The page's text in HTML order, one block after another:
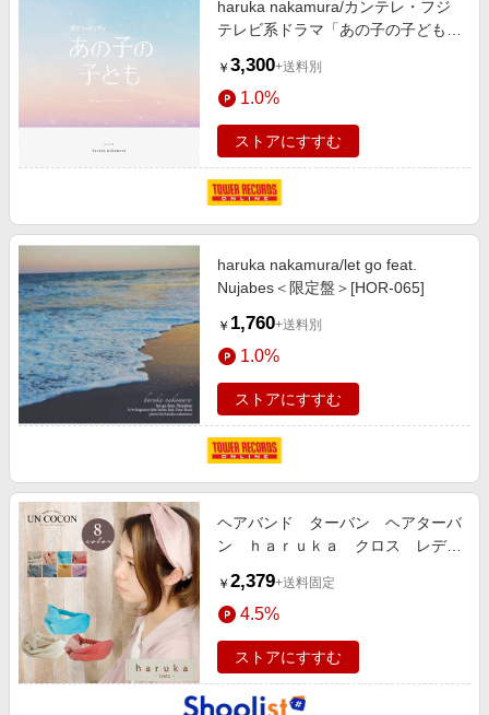
haruka nakamura/カンテレ・フジ
テレビ系ドラマ「あの子の子ども」
[COCP-42353]
￥ 3,300+送料別
1.0%
ストアにすすむ
haruka nakamura/let go feat.
Nujabes＜限定盤＞[HOR-065]
￥ 1,760+送料別
1.0%
ストアにすすむ
ヘアバンド ターバン ヘアターバ
ン ｈａｒｕｋａ クロス レディ
￥ 2,379+送料固定
4.5%
ストアにすすむ